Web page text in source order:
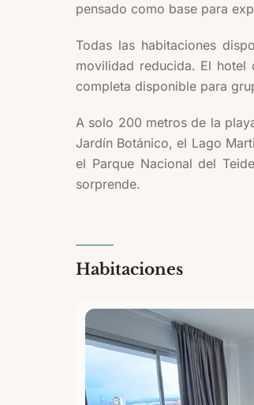
pensado como base para
Todas las habitaciones
movilidad reducida. El hotel
completa disponible para
A solo 200 metros de la
Jardín Botánico, el Lago
el Parque Nacional del
sorprende.
Habitaciones